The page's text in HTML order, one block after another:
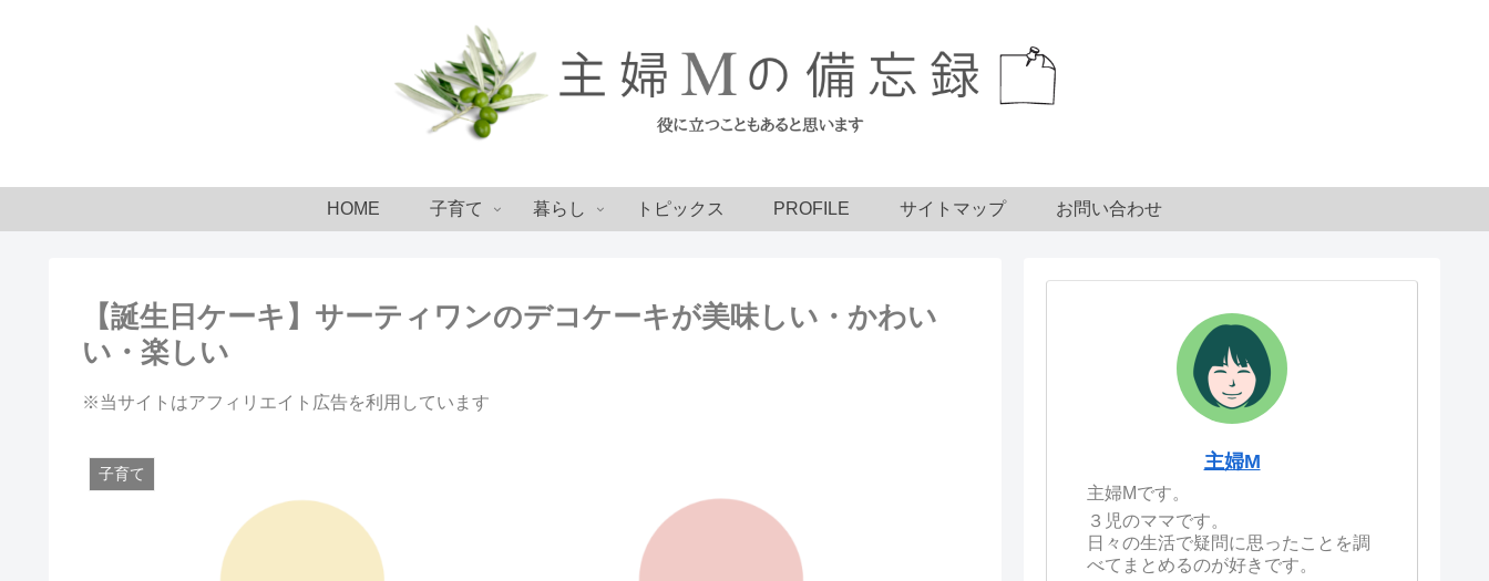
HOME 子育て 暮らし トピックス PROFILE サイトマップ お問い合わせ
【誕生日ケーキ】サーティワンのデコケーキが美味しい・かわい
い・楽しい
※当サイトはアフィリエイト広告を利用しています
子育て
主婦M
主婦Mです。
３児のママです。
日々の生活で疑問に思ったことを調
べてまとめるのが好きです。